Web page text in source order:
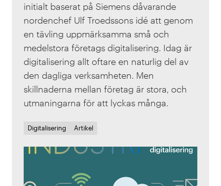
initialt baserat på Siemens dåvarande
nordenchef Ulf Troedssons idé att genom
en tävling uppmärksamma små och
medelstora företags digitalisering. Idag är
digitalisering allt oftare en naturlig del av
den dagliga verksamheten. Men
skillnaderna mellan företag är stora, och
utmaningarna för att lyckas många.
Digitalisering Artikel